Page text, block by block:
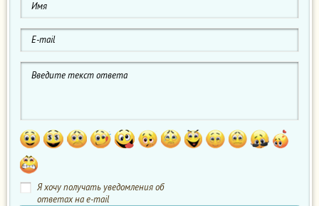
Я хочу получать уведомления об
ответах на e-mail